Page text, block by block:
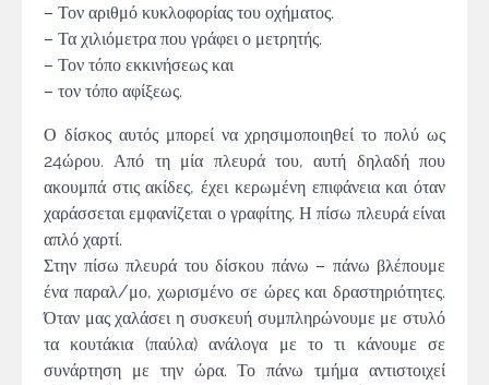
– Τον αριθμό κυκλοφορίας του οχήματος.
– Τα χιλιόμετρα που γράφει ο μετρητής.
– Τον τόπο εκκινήσεως και
– τον τόπο αφίξεως.
Ο δίσκος αυτός μπορεί να χρησιμοποιηθεί το πολύ ως
24ώρου. Από τη μία πλευρά του, αυτή δηλαδή που
ακουμπά στις ακίδες, έχει κερωμένη επιφάνεια και όταν
χαράσσεται εμφανίζεται ο γραφίτης. Η πίσω πλευρά είναι
απλό χαρτί.
Στην πίσω πλευρά του δίσκου πάνω – πάνω βλέπουμε
ένα παραλ/μο, χωρισμένο σε ώρες και δραστηριότητες.
Όταν μας χαλάσει η συσκευή συμπληρώνουμε με στυλό
τα κουτάκια (παύλα) ανάλογα με το τι κάνουμε σε
συνάρτηση με την ώρα. Το πάνω τμήμα αντιστοιχεί